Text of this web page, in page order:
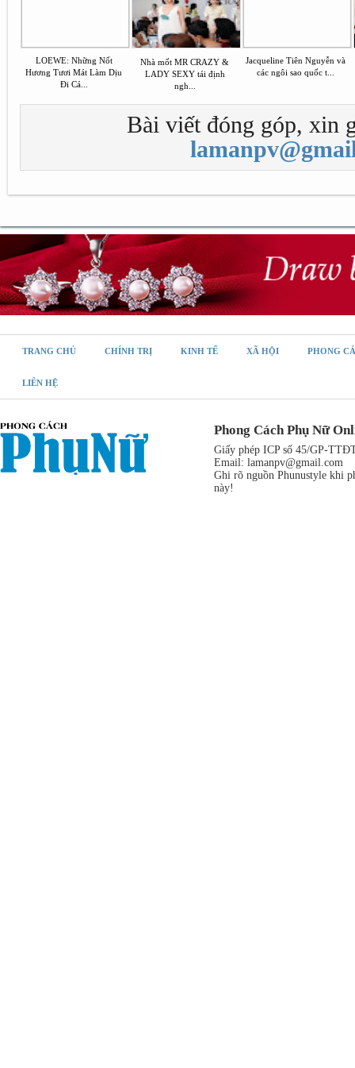
LOEWE: Những Nốt
Hương Tươi Mát Làm Dịu
Đi Cá...
Nhà mốt MR CRAZY &
LADY SEXY tái định
ngh...
Jacqueline Tiên Nguyễn và
các ngôi sao quốc t...
Bài viết đóng góp, xin
TRANG CHỦ CHÍNH TRỊ KINH TẾ XÃ HỘI PHONG
LIÊN HỆ
Phong Cách Phụ Nữ
Giấy phép ICP số 45/GP-
Email: lamanpv@gmail.com
Ghi rõ nguồn Phunustyle khi
này!